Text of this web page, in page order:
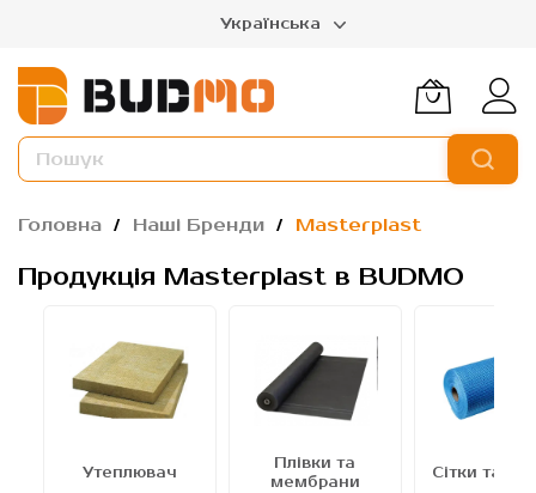
Українська
Головна Наші Бренди Masterplast
Продукція Masterplast в BUDMO
Утеплювач
Плівки та
мембрани
Сітки та